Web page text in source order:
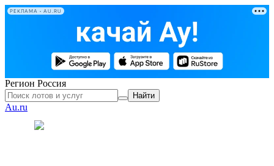
РЕКЛАМА • AU.RU
Регион Россия
Найти
Au.ru